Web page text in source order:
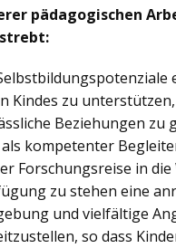
pädagogischen
Kindes zu unterstützen,
Beziehungen zu
kompetenter
Forschungsreise in
zu stehen eine
und vielfältige
so dass